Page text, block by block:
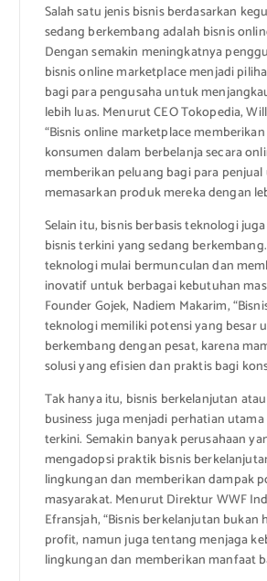
Salah satu jenis bisnis berdasarkan
sedang berkembang adalah bisnis
Dengan semakin meningkatnya
bisnis online marketplace menjadi
bagi para pengusaha untuk
lebih luas. Menurut CEO Tokopedia,
“Bisnis online marketplace
konsumen dalam berbelanja secara
memberikan peluang bagi para
memasarkan produk mereka dengan
Selain itu, bisnis berbasis teknologi
bisnis terkini yang sedang
teknologi mulai bermunculan dan
inovatif untuk berbagai kebutuhan
Founder Gojek, Nadiem Makarim,
teknologi memiliki potensi yang besar
berkembang dengan pesat, karena
solusi yang efisien dan praktis bagi
Tak hanya itu, bisnis berkelanjutan
business juga menjadi perhatian
terkini. Semakin banyak perusahaan
mengadopsi praktik bisnis
lingkungan dan memberikan dampak
masyarakat. Menurut Direktur WWF
Efransjah, “Bisnis berkelanjutan bukan
profit, namun juga tentang menjaga
lingkungan dan memberikan manfaat